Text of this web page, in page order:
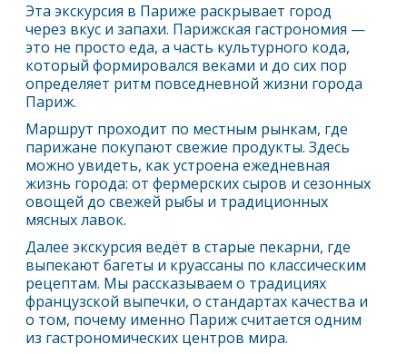
Эта экскурсия в Париже раскрывает город
через вкус и запахи. Парижская гастрономия —
это не просто еда, а часть культурного кода,
который формировался веками и до сих пор
определяет ритм повседневной жизни города
Париж.
Маршрут проходит по местным рынкам, где
парижане покупают свежие продукты. Здесь
можно увидеть, как устроена ежедневная
жизнь города: от фермерских сыров и сезонных
овощей до свежей рыбы и традиционных
мясных лавок.
Далее экскурсия ведёт в старые пекарни, где
выпекают багеты и круассаны по классическим
рецептам. Мы рассказываем о традициях
французской выпечки, о стандартах качества и
о том, почему именно Парижсчитается одним
из гастрономических центров мира.